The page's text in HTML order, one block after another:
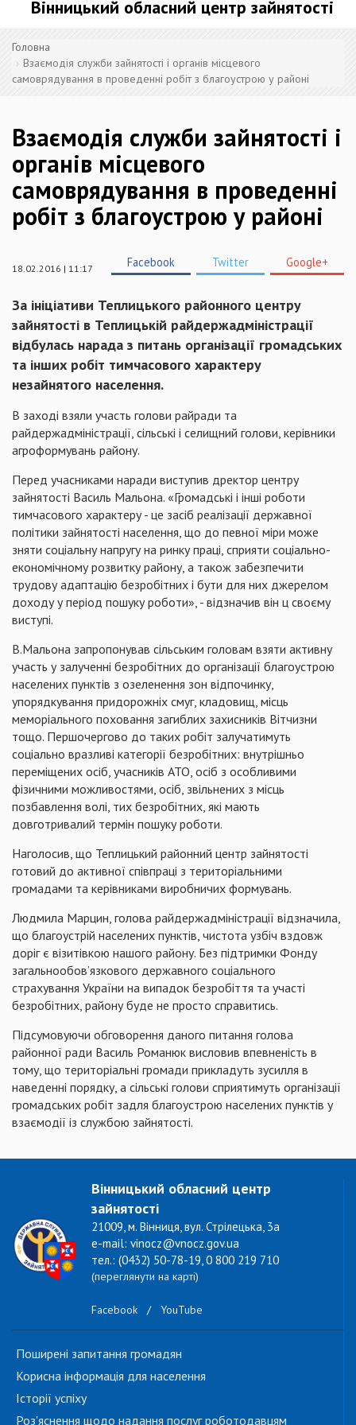
Вінницький обласний центр зайнятості
Головна
Взаємодія служби зайнятості і органів місцевого
самоврядування в проведенні робіт з благоустрою у районі
Взаємодія служби зайнятості і
органів місцевого
самоврядування в проведенні
робіт з благоустрою у районі
18.02.2016 | 11:17 Facebook Twitter Google+
За ініціативи Теплицького районного центру
зайнятості в Теплицькій райдержадміністрації
відбулась нарада з питань організації громадських
та інших робіт тимчасового характеру
незайнятого населення.
В заході взяли участь голови райради та
райдержадміністрації, сільські і селищний голови, керівники
агроформувань району.
Перед учасниками наради виступив дректор центру
зайнятості Василь Мальона. «Громадські і інші роботи
тимчасового характеру - це засіб реалізації державної
політики зайнятості населення, що до певної міри може
зняти соціальну напругу на ринку праці, сприяти соціально-
економічному розвитку району, а також забезпечити
трудову адаптацію безробітних і бути для них джерелом
доходу у період пошуку роботи», - відзначив він ц своєму
виступі.
В.Мальона запропонував сільським головам взяти активну
участь у залученні безробітних до організації благоустрою
населених пунктів з озеленення зон відпочинку,
упорядкування придорожніх смуг, кладовищ, місць
меморіального поховання загиблих захисників Вітчизни
тощо. Першочергово до таких робіт залучатимуть
соціально вразливі категорії безробітних: внутрішньо
переміщених осіб, учасників АТО, осіб з особливими
фізичними можливостями, осіб, звільнених з місць
позбавлення волі, тих безробітних, які мають
довготривалий термін пошуку роботи.
Наголосив, що Теплицький районний центр зайнятості
готовий до активної співпраці з територіальними
громадами та керівниками виробничих формувань.
Людмила Марцин, голова райдержадміністрації відзначила,
що благоустрій населених пунктів, чистота узбіч вздовж
доріг є візитівкою нашого району. Без підтримки Фонду
загальнообов’язкового державного соціального
страхування України на випадок безробіття та участі
безробітних, району буде не просто справитись.
Підсумовуючи обговорення даного питання голова
районної ради Василь Романюк висловив впевненість в
тому, що територіальні громади прикладуть зусилля в
наведенні порядку, а сільські голови сприятимуть організації
громадських робіт задля благоустрою населених пунктів у
взаємодії із службою зайнятості.
Вінницький обласний центр
зайнятості
21009, м. Вінниця, вул. Стрілецька, 3а
e-mail: vinocz@vnocz.gov.ua
тел.: (0432) 50-78-19, 0 800 219 710
(переглянути на карті)
Facebook / YouTube
Поширені запитання громадян
Корисна інформація для населення
Історії успіху
Роз'яснення щодо надання послуг роботодавцям